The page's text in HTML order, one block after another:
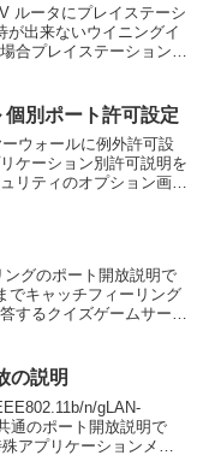
ルータにプレイステーシ
が出来ないウイニングイ
合プレイステーション3
個別ポート許可設定
ウォールに例外許可設
ケーション別許可説明を
リティのオプション画面
グのポート開放説明で
でキャッチフィーリング
するクイズゲームサーバ
の説明
n/gLAN-
通のポート開放説明で
アプリケーションメニ